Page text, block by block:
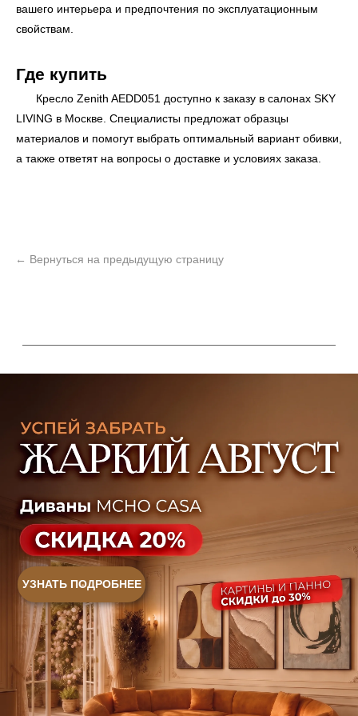
вашего интерьера и предпочтения по эксплуатационным
свойствам.
Где купить
Кресло Zenith AEDD051 доступно к заказу в салонах SKY
LIVING в Москве. Специалисты предложат образцы
материалов и помогут выбрать оптимальный вариант обивки,
а также ответят на вопросы о доставке и условиях заказа.
Сантехника О нас
Мебель
© 2026 Sky Living
Политика конфиденциальности
+7 (958) 202-41-41
+7 (499) 916-60-66
+7 (499) 916-60-10,
Политика возврата товаров
Sales@skyliving.ru
Telegram и YouTube ограничены на территории РФ
(на основании ФЗ-149 "Об информации")